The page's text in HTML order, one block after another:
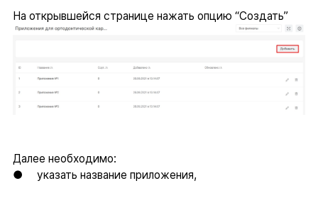
На открывшейся странице нажать опцию “Создать”
Далее необходимо:
● указать название приложения,